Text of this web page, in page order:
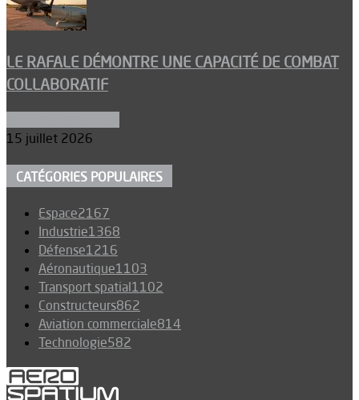
LE RAFALE DÉMONTRE UNE CAPACITÉ DE COMBAT
COLLABORATIF
15 juillet 2026
CATÉGORIES POPULAIRES
Espace2167
Industrie1368
Défense1216
Aéronautique1103
Transport spatial1102
Constructeurs862
Aviation commerciale814
Technologie582